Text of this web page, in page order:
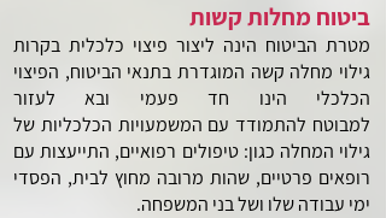
ביטוח מחלות קשות
מטרת הביטוח הינה ליצור פיצוי כלכלית בקרות
גילוי מחלה קשה המוגדרת בתנאי הביטוח, הפיצוי
הכלכלי הינו חד פעמי ובא לעזור
למבוטח להתמודד עם המשמעויות הכלכליות של
גילוי המחלה כגון: טיפולים רפואיים, התייעצות עם
רופאים פרטיים, שהות מרובה מחוץ לבית, הפסדי
ימי עבודה שלו ושל בני המשפחה.